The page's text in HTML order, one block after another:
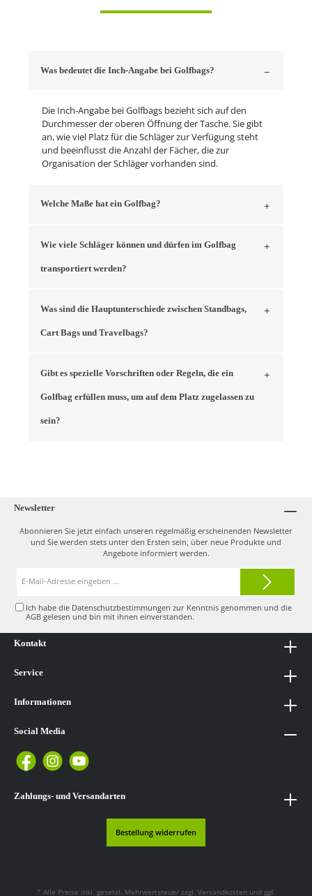
Was bedeutet die Inch-Angabe bei Golfbags?
Die Inch-Angabe bei Golfbags bezieht sich auf den
Durchmesser der oberen Öffnung der Tasche. Sie gibt
an, wie viel Platz für die Schläger zur Verfügung steht
und beeinflusst die Anzahl der Fächer, die zur
Organisation der Schläger vorhanden sind.
Welche Maße hat ein Golfbag?
Wie viele Schläger können und dürfen im Golfbag
transportiert werden?
Was sind die Hauptunterschiede zwischen Standbags,
Cart Bags und Travelbags?
Gibt es spezielle Vorschriften oder Regeln, die ein
Golfbag erfüllen muss, um auf dem Platz zugelassen zu
sein?
Newsletter
Abonnieren Sie jetzt einfach unseren regelmäßig erscheinenden Newsletter
und Sie werden stets unter den Ersten sein, über neue Produkte und
Angebote informiert werden.
Ich habe die Datenschutzbestimmungen zur Kenntnis genommen und die
AGB gelesen und bin mit ihnen einverstanden.
Kontakt
Service
Informationen
Zahlungs- und Versandarten
Social Media
Bestellung widerrufen
* Alle Preise inkl. gesetzl. Mehrwertsteuer zzgl. Versandkosten und ggf.